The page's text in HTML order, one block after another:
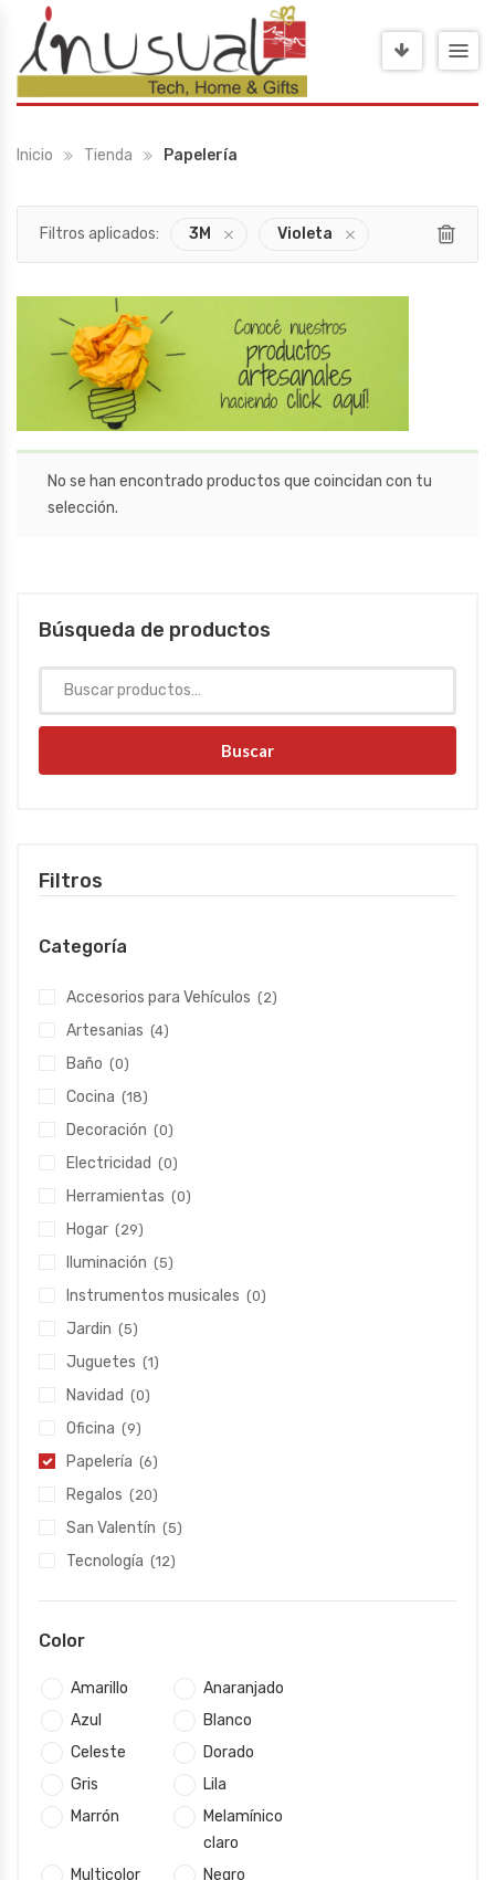
Inicio Tienda Papelería
Filtros aplicados: 3M Violeta
No se han encontrado productos que coincidan con tu
selección.
Búsqueda de productos
Buscar
Filtros
Categoría
Accesorios para Vehículos (2)
Artesanias (4)
Baño (0)
Cocina (18)
Decoración (0)
Electricidad (0)
Herramientas (0)
Hogar (29)
Iluminación (5)
Instrumentos musicales (0)
Jardin (5)
Juguetes (1)
Navidad (0)
Oficina (9)
Papelería (6)
Regalos (20)
San Valentín (5)
Tecnología (12)
Color
Amarillo
Anaranjado
Azul
Blanco
Celeste
Dorado
Gris
Lila
Marrón
Melamínico
claro
Multicolor
Negro